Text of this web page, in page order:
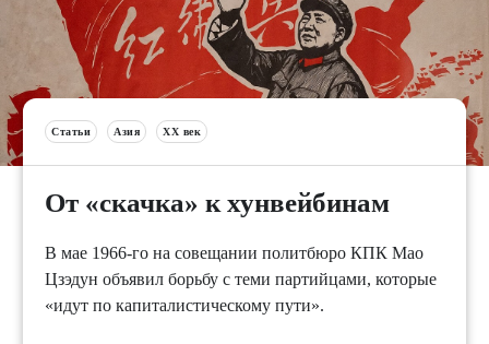
Статьи Азия XX век
От «скачка» к хунвейбинам
В мае 1966-го на совещании политбюро КПК Мао
Цзэдун объявил борьбу с теми партийцами, которые
«идут по капиталистическому пути».